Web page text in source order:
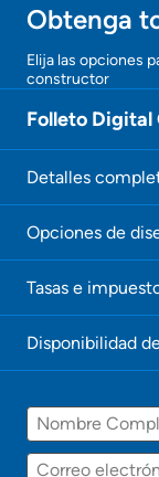
Obtenga
Elija las opciones
constructor
Folleto Digital
Detalles
Opciones de
Tasas e
Disponibilidad